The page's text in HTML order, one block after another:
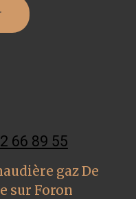
66 89 55
gaz De
sur Foron